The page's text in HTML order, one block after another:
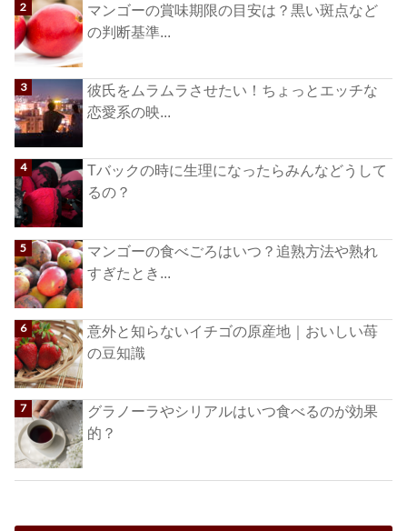
マンゴーの賞味期限の目安は？黒い斑点など
の判断基準...
彼氏をムラムラさせたい！ちょっとエッチな
恋愛系の映...
Tバックの時に生理になったらみんなどうして
るの？
マンゴーの食べごろはいつ？追熟方法や熟れ
すぎたとき...
意外と知らないイチゴの原産地｜おいしい苺
の豆知識
グラノーラやシリアルはいつ食べるのが効果
的？